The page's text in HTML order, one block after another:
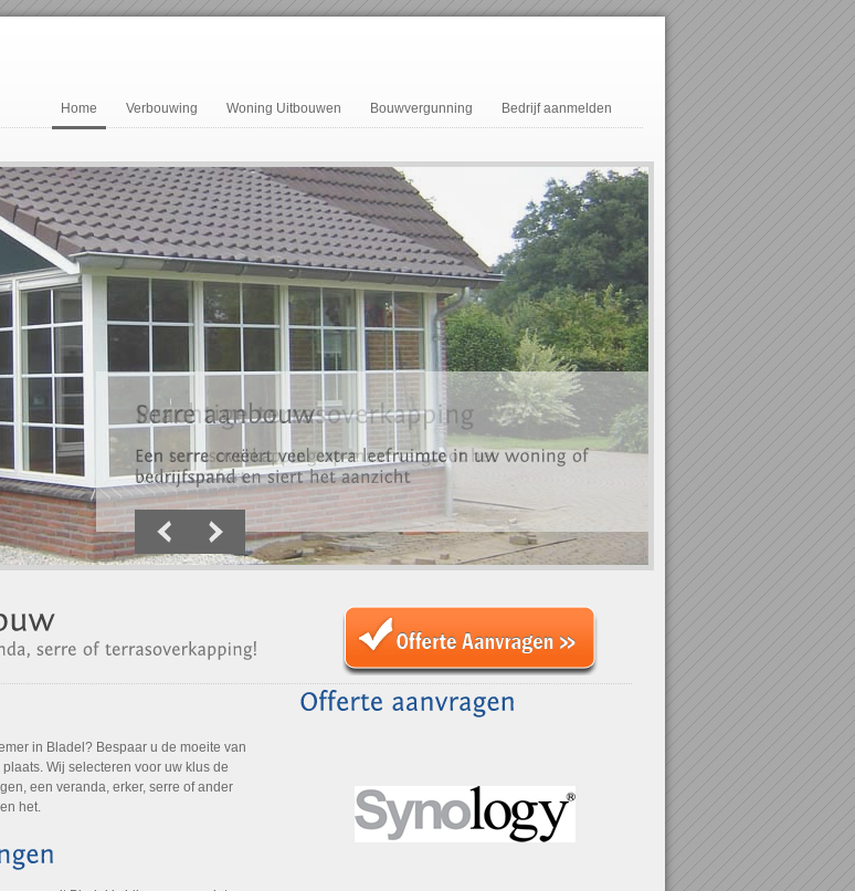
Home Verbouwing Woning Uitbouwen Bouwvergunning Bedrijf aanmelden
in Bladel? Bespaar u de moeite van
Wij selecteren voor uw klus de
een veranda, erker, serre of ander
het.